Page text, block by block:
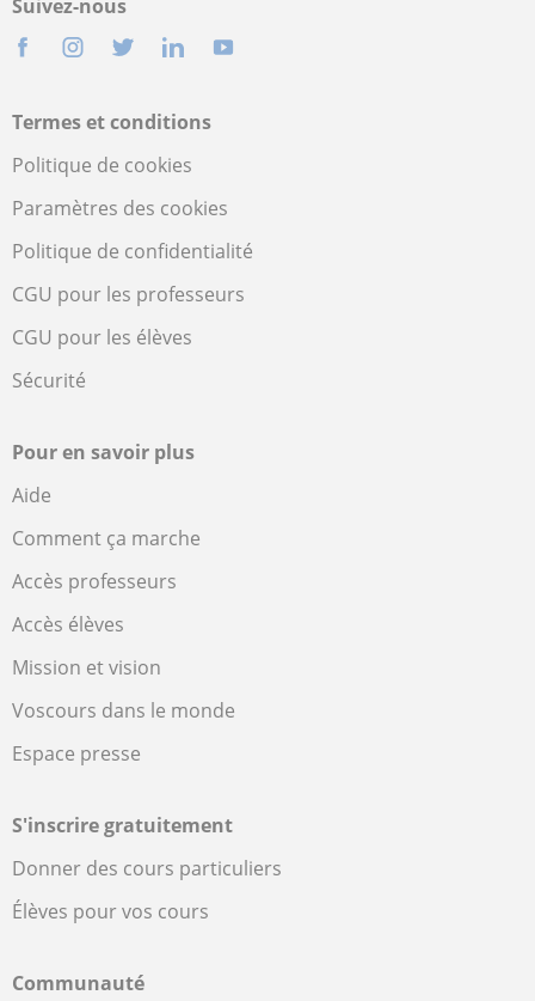
Suivez-nous
Termes et conditions
Politique de cookies
Paramètres des cookies
Politique de confidentialité
CGU pour les professeurs
CGU pour les élèves
Sécurité
Pour en savoir plus
Aide
Comment ça marche
Accès professeurs
Accès élèves
Mission et vision
Voscours dans le monde
Espace presse
S'inscrire gratuitement
Donner des cours particuliers
Élèves pour vos cours
Communauté